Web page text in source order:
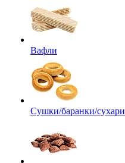
Вафли
Сушки/баранки/сухари